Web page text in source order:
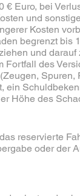
€ Euro, bei
und
Kosten
begrenzt bis
und darauf
des
Spuren,
ein
Höhe des
reservierte
oder der